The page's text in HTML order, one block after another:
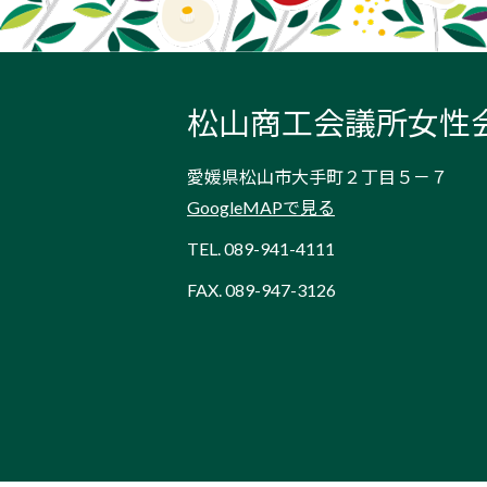
松山商工会議所女性
愛媛県松山市大手町２丁目５－７
GoogleMAPで見る
TEL.089-941-4111
FAX. 089-947-3126